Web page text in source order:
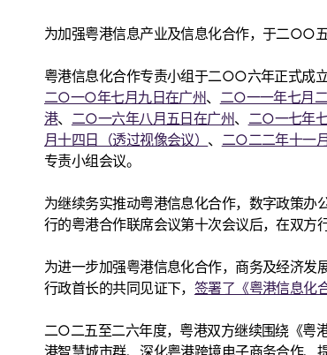
为加强粤港信息产业及信息化合作，于二○○
粤港信息化合作专责小组于二○○六年正式成
二○一○年七月九日在广州、 二○一一年七月
港、 二○一六年八月五日在广州、 二○一七年
月十四日（透过视像会议） 、 二○二二年十一
专责小组会议。
为继续务实推动粤港信息化合作，数字政策
行的粤港合作联席会议第十次会议后，在双方
为进一步加强粤港信息化合作，商务及经济
行政首长的共同见证下， 签署了《粤港信息化
二○二五至二六年度，粤港双方继续围绕《粤
港智慧城市群、深化粤港跨境电子商务合作、